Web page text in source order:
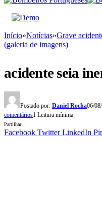
Início»Notícias»Grave
(galeria de imagens)
acidente seia
Postado por: Daniel Rocha06/
comentários1 Leitura mínima
Partilhar
Facebook Twitter LinkedIn